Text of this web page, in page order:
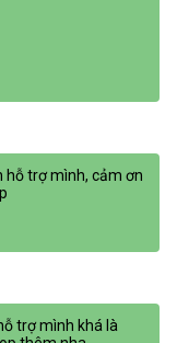
hỗ trợ mình, cảm ơn
trợ mình khá là